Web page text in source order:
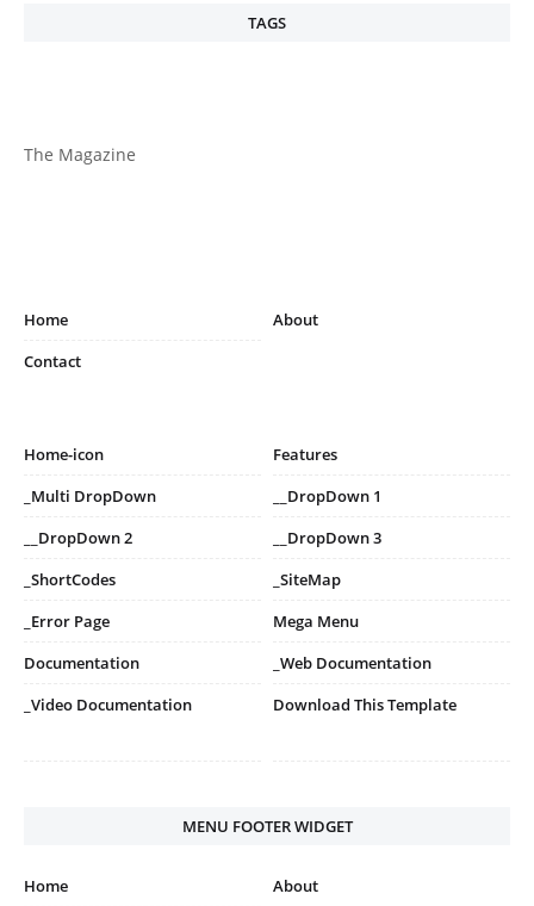
TAGS
The Magazine
Home
About
Contact
Home-icon
Features
_Multi DropDown
__DropDown 1
__DropDown 2
__DropDown 3
_ShortCodes
_SiteMap
_Error Page
Mega Menu
Documentation
_Web Documentation
_Video Documentation
Download This Template
MENU FOOTER WIDGET
Home
About